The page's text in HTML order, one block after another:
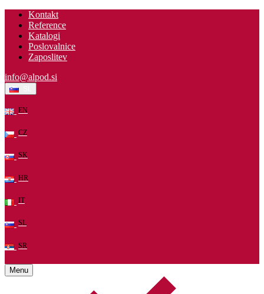
Kontakt
Reference
Katalogi
Poslovalnice
Zaposlitev
info@alpod.si
EN
CZ
SK
HR
IT
SL
SR
Menu